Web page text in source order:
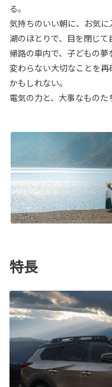
る。
気持ちのいい朝に、お気に
湖のほとりで、目を閉じて
帰路の車内で、子どもの夢
変わらない大切なことを
かもしれない。
電気の力と、大事なものた
特長